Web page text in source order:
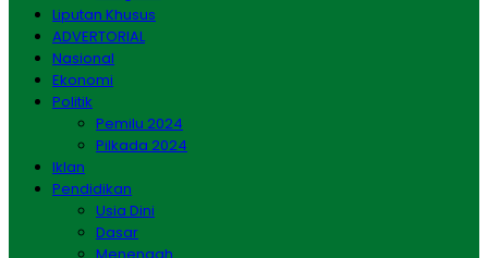
Liputan Khusus
ADVERTORIAL
Nasional
Ekonomi
Politik
Pemilu 2024
Pilkada 2024
Iklan
Pendidikan
Usia Dini
Dasar